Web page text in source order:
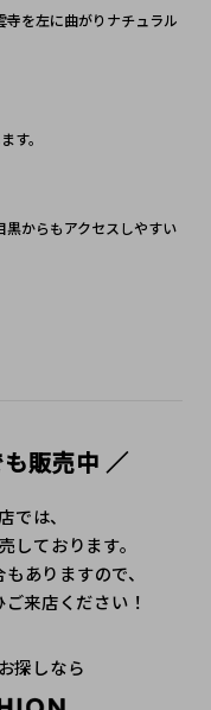
を左に曲がりナチュラル
す。
からもアクセスしやすい
販売中 ／
では、
しております。
ありますので、
来店ください！
探しなら